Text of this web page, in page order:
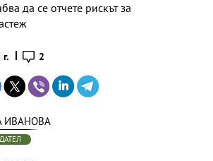
да се отчете рискът за
2
ИВАНОВА